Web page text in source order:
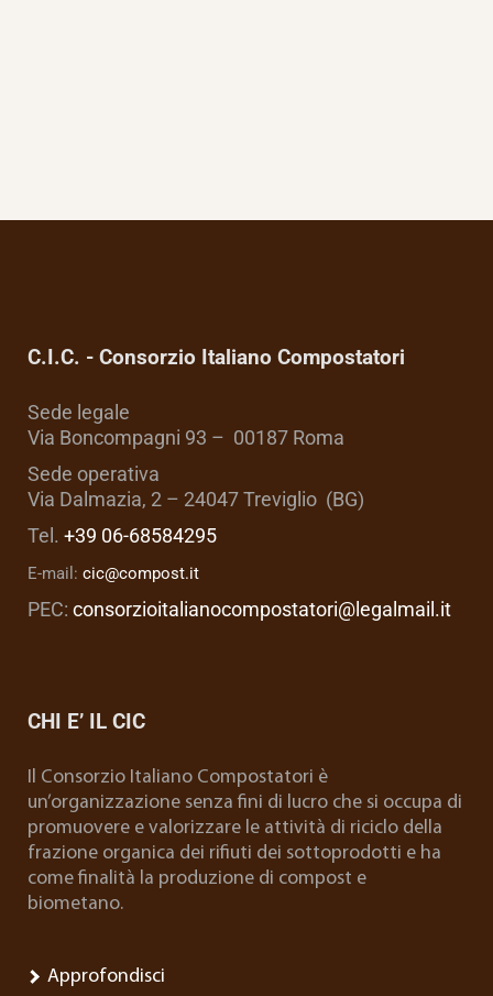
C.I.C. - Consorzio Italiano Compostatori
Sede legale
Via Boncompagni 93 – 00187 Roma
Sede operativa
Via Dalmazia, 2 – 24047 Treviglio (BG)
Tel. +39 06-68584295
E-mail: cic@compost.it
PEC: consorzioitalianocompostatori@legalmail.it
CHI E’ IL CIC
Il Consorzio Italiano Compostatori è
un’organizzazione senza fini di lucro che si occupa di
promuovere e valorizzare le attività di riciclo della
frazione organica dei rifiuti dei sottoprodotti e ha
come finalità la produzione di compost e
biometano.
Approfondisci